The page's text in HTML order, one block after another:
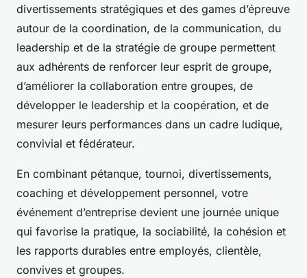
divertissements stratégiques et des games d’épreuve
autour de la coordination, de la communication, du
leadership et de la stratégie de groupe permettent
aux adhérents de renforcer leur esprit de groupe,
d’améliorer la collaboration entre groupes, de
développer le leadership et la coopération, et de
mesurer leurs performances dans un cadre ludique,
convivial et fédérateur.
En combinant pétanque, tournoi, divertissements,
coaching et développement personnel, votre
événement d’entreprise devient une journée unique
qui favorise la pratique, la sociabilité, la cohésion et
les rapports durables entre employés, clientèle,
convives et groupes.